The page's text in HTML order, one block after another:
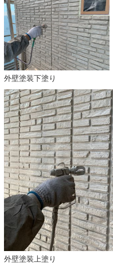
外壁塗装下塗り
外壁塗装上塗り